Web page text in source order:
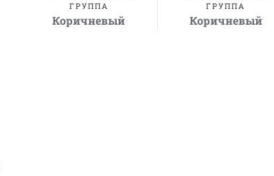
ГРУППА
Коричневый
ГРУППА
Коричневый